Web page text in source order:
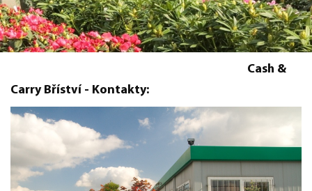
Cash &
Carry Bříství - Kontakty: